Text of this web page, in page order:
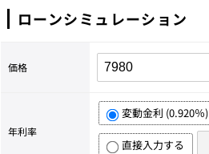
ローンシミュレーション
価格
年利率
変動金利 (0.920％)
直接入力する